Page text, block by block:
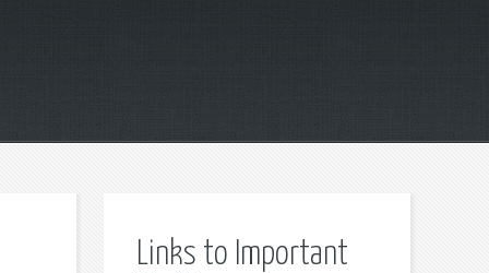
Links to Important